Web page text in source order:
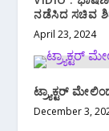
ನಡೆಸಿದ ಸಚಿವ
April 23, 2024
ಟ್ರ್ಯಾಕ್ಟರ್
December 3,